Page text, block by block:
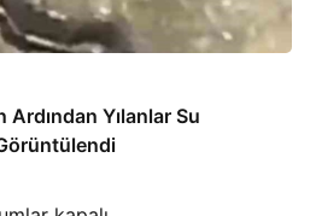
Ardından Yılanlar Su